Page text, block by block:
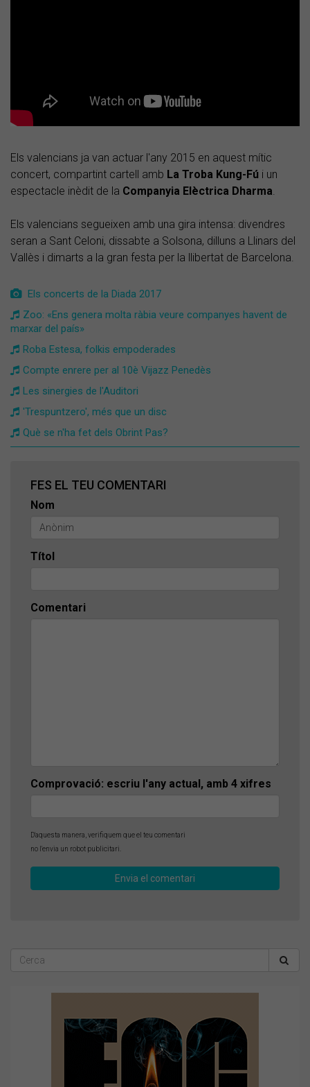
Els valencians ja van actuar l'any 2015 en aquest mític
concert, compartint cartell amb La Troba Kung-Fú i un
espectacle inèdit de la Companyia Elèctrica Dharma.
Els valencians segueixen amb una gira intensa: divendres
seran a Sant Celoni, dissabte a Solsona, dilluns a Llinars del
Vallès i dimarts a la gran festa per la llibertat de Barcelona.
Els concerts de la Diada 2017
Zoo: «Ens genera molta ràbia veure companyes havent de
marxar del país»
Roba Estesa, folkis empoderades
Compte enrere per al 10è Vijazz Penedès
Les sinergies de l'Auditori
'Trespuntzero', més que un disc
Què se n'ha fet dels Obrint Pas?
FES EL TEU COMENTARI
Nom
Títol
Comentari
Comprovació: escriu l'any actual, amb 4 xifres
D'aquesta manera, verifiquem que el teu comentari
no l'envia un robot publicitari.